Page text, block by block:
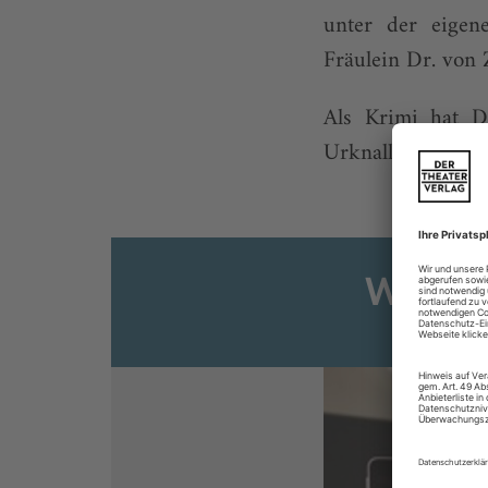
unter der
Fräulein Dr. von
Als Krimi hat
Urknall der
Sie